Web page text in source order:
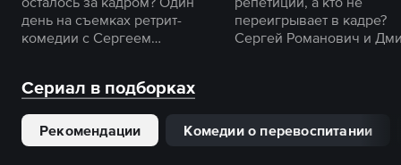
день на съемках ретрит-
комедии с Сергеем
переигрывает в кадре?
Сергей Романович и
Сериал в подборках
Рекомендации Комедии о перевоспитании